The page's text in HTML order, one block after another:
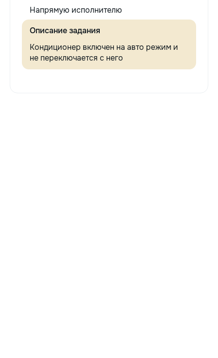
Напрямую исполнителю
Описание задания
Кондиционер включен на авто режим и
не переключается с него